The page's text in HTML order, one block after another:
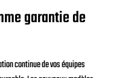
garantie de
continue de vos équipes